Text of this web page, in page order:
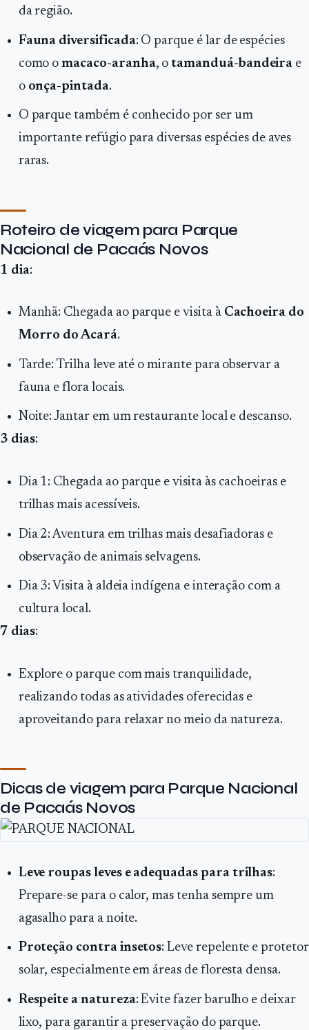
da região.
Fauna diversificada: O parque é lar de espécies
como omacaco-aranha, otamanduá-bandeira e
o onça-pintada.
O parque também é conhecido por ser um
importante refúgio para diversas espécies de aves
raras.
Roteiro de viagem para Parque
Nacional de Pacaás Novos
1 dia:
Manhã: Chegada ao parque e visita à Cachoeira do
Morro do Acará.
Tarde: Trilha leve até o mirante para observar a
fauna e flora locais.
Noite: Jantar em um restaurante local e descanso.
3 dias:
Dia 1: Chegada ao parque e visita às cachoeiras e
trilhas mais acessíveis.
Dia 2: Aventura em trilhas mais desafiadoras e
observação de animais selvagens.
Dia 3: Visita à aldeia indígena e interação com a
cultura local.
7 dias:
Explore o parque com mais tranquilidade,
realizando todas as atividades oferecidas e
aproveitando para relaxar no meio da natureza.
Dicas de viagem para Parque Nacional
de Pacaás Novos
Leve roupas leves e adequadas para trilhas:
Prepare-se para o calor, mas tenha sempre um
agasalho para a noite.
Proteção contra insetos: Leve repelente e protetor
solar, especialmente em áreas de floresta densa.
Respeite a natureza: Evite fazer barulho e deixar
lixo, para garantir a preservação do parque.